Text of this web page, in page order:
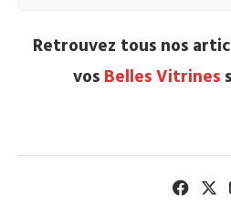
Retrouvez tous nos
vos Belles Vitrines